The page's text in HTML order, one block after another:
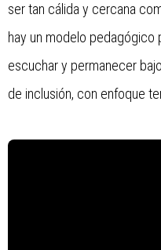
ser tan cálida y cercana
hay un modelo pedagógico
escuchar y permanecer
de inclusión, con enfoque